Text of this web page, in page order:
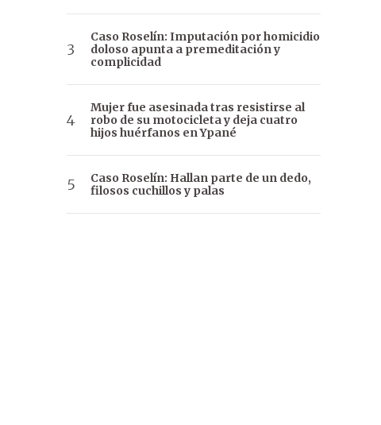
Caso Roselín: Imputación por homicidio
doloso apunta a premeditación y
complicidad
Mujer fue asesinada tras resistirse al
robo de su motocicleta y deja cuatro
hijos huérfanos en Ypané
Caso Roselín: Hallan parte de un dedo,
filosos cuchillos y palas